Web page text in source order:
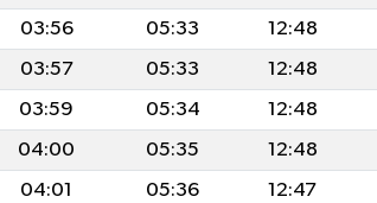
03:56 05:33 12:48
03:57 05:33 12:48
03:59 05:34 12:48
04:00 05:35 12:48
04:01 05:36 12:47